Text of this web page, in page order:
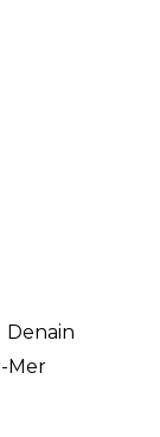
Denain
Mer